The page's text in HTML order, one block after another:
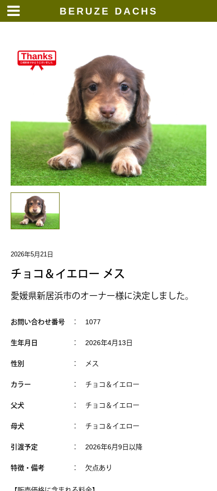
content
BERUZE DACHS
2026年5月21日
チョコ＆イエロー メス
愛媛県新居浜市のオーナー様に決定しました。
お問い合わせ番号 ： 1077
生年月日 ： 2026年4月13日
性別 ： メス
カラー ： チョコ＆イエロー
父犬 ： チョコ＆イエロー
母犬 ： チョコ＆イエロー
引渡予定 ： 2026年6月9日以降
特徴・備考 ： 欠点あり